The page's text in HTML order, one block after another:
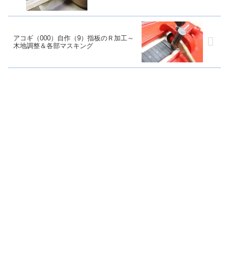
アコギ（000）自作（9）指板のＲ加工～
木地調整＆各部マスキング